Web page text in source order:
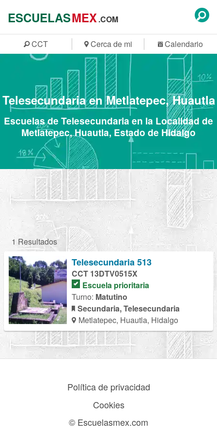
ESCUELASMEX.COM
CCT Cerca de mi Calendario
Telesecundaria en Metlatepec, Huautla
Escuelas de Telesecundaria en la Localidad de
Metlatepec, Huautla, Estado de Hidalgo
1 Resultados
Telesecundaria 513
CCT 13DTV0515X
Escuela prioritaria
Turno: Matutino
Secundaria, Telesecundaria
Metlatepec, Huautla, Hidalgo
Política de privacidad
Cookies
© Escuelasmex.com